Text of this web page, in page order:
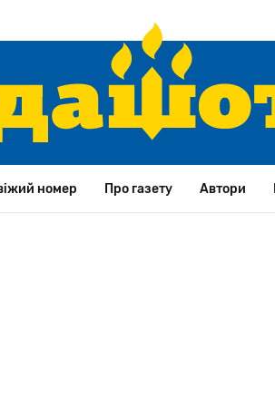
номер Про газету Автори